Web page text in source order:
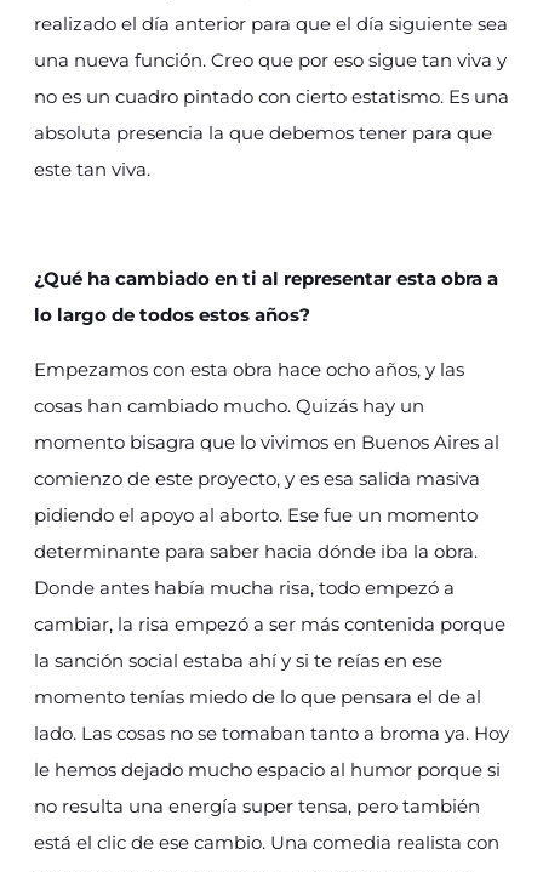
realizado el día anterior para que el día siguiente sea
una nueva función. Creo que por eso sigue tan viva y
no es un cuadro pintado con cierto estatismo. Es una
absoluta presencia la que debemos tener para que
este tan viva.
¿Qué ha cambiado en ti al representar esta obra a
lo largo de todos estos años?
Empezamos con esta obra hace ocho años, y las
cosas han cambiado mucho. Quizás hay un
momento bisagra que lo vivimos en Buenos Aires al
comienzo de este proyecto, y es esa salida masiva
pidiendo el apoyo al aborto. Ese fue un momento
determinante para saber hacia dónde iba la obra.
Donde antes había mucha risa, todo empezó a
cambiar, la risa empezó a ser más contenida porque
la sanción social estaba ahí y si te reías en ese
momento tenías miedo de lo que pensara el de al
lado. Las cosas no se tomaban tanto a broma ya. Hoy
le hemos dejado mucho espacio al humor porque si
no resulta una energía super tensa, pero también
está el clic de ese cambio. Una comedia realista con